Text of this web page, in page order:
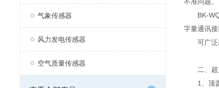
气象传感器
风力发电传感器
空气质量传感器
BK-
字量通讯
可广泛应
二、超
1、顶盖